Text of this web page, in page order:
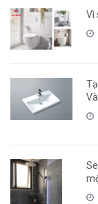
Vì